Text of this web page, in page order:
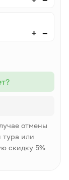
+ –
отмены
тура или
скидку 5%